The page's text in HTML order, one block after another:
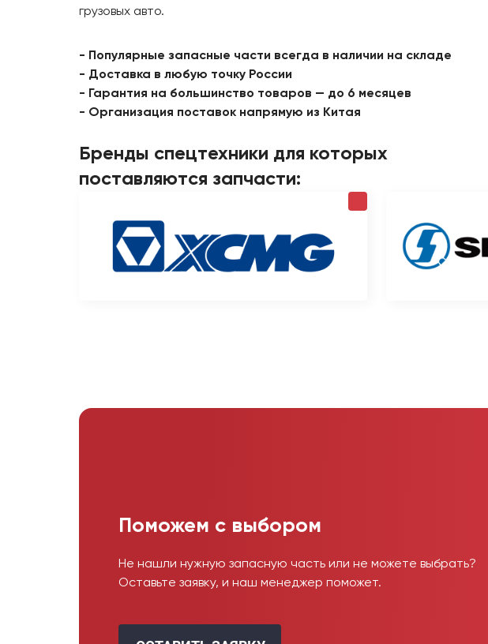
грузовых авто.
- Популярные запасные части всегда в наличии на складе
- Доставка в любую точку России
- Гарантия на большинство товаров — до 6 месяцев
- Организация поставок напрямую из Китая
Бренды спецтехники для которых
поставляются запчасти:
Поможем с выбором
Не нашли нужную запасную часть или не можете выбрать?
Оставьте заявку, и наш менеджер поможет.